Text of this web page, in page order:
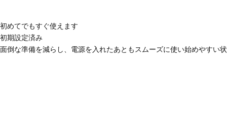
初めてでもすぐ使えます
初期設定済み
面倒な準備を減らし、電源を入れたあともスムーズに使い始めやすい